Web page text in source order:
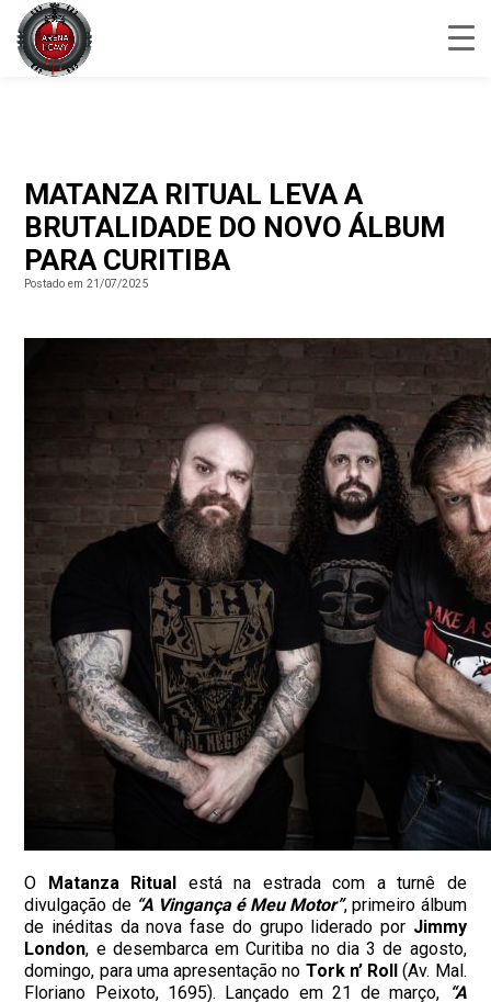
MATANZA RITUAL LEVA A
BRUTALIDADE DO NOVO ÁLBUM
PARA CURITIBA
Postado em 21/07/2025
O Matanza Ritual está na estrada com a turnê de
divulgação de “A Vingança é Meu Motor”, primeiro álbum
de inéditas da nova fase do grupo liderado por Jimmy
London, e desembarca em Curitiba no dia 3 de agosto,
domingo, para uma apresentação no Tork n’ Roll (Av. Mal.
Floriano Peixoto, 1695). Lançado em 21 de março,
“A